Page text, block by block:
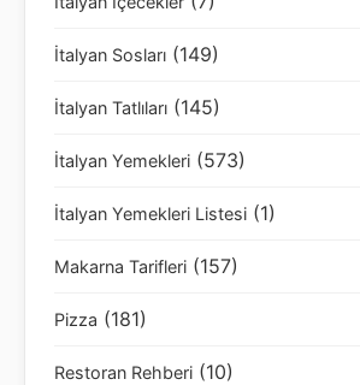
İtalyan Sosları (149)
İtalyan Tatlıları (145)
İtalyan Yemekleri (573)
İtalyan Yemekleri Listesi (1)
Makarna Tarifleri (157)
Pizza (181)
Restoran Rehberi (10)